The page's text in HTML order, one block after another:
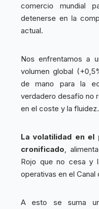
comercio mundial
detenerse en la
actual.
Nos enfrentamos a
volumen global
de mano para la
verdadero desafío no
en el coste y la fluidez.
La volatilidad en
cronificado,
Rojo que no cesa y
operativas en el Canal
A esto se suma